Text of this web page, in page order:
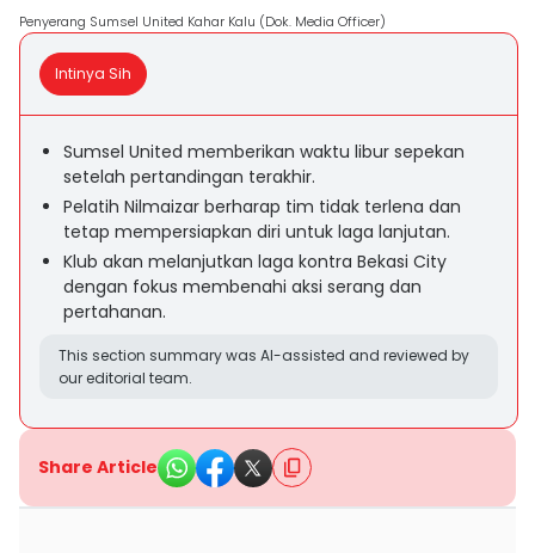
Penyerang Sumsel United Kahar Kalu (Dok. Media Officer)
Intinya Sih
Sumsel United memberikan waktu libur sepekan
setelah pertandingan terakhir.
Pelatih Nilmaizar berharap tim tidak terlena dan
tetap mempersiapkan diri untuk laga lanjutan.
Klub akan melanjutkan laga kontra Bekasi City
dengan fokus membenahi aksi serang dan
pertahanan.
This section summary was AI-assisted and reviewed by
our editorial team.
Share Article